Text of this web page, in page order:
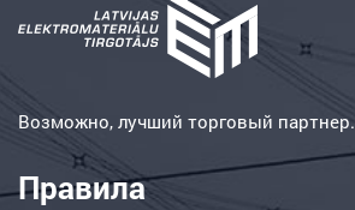
Возможно, лучший торговый партнер.
Правила